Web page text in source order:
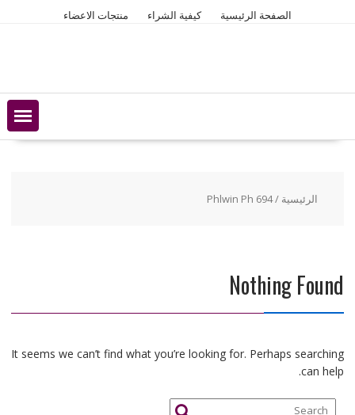
الصفحة الرئيسية كيفية الشراء منتجات الاعضاء
الرئيسية / Phlwin Ph 694
Nothing Found
It seems we can’t find what you’re looking for. Perhaps searching
can help.